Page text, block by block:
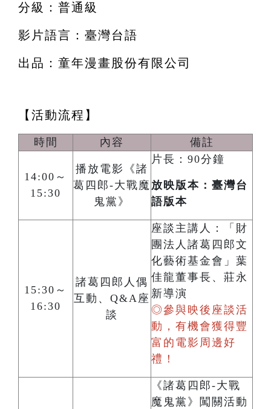
分級：普通級
影片語言：臺灣台語
出品：童年漫畫股份有限公司
【活動流程】
時間 內容 備註
14:00～
15:30
播放電影《諸
葛四郎-大戰魔
鬼黨》
片長：90分鐘
放映版本：臺灣台
語版本
15:30～
16:30
諸葛四郎人偶
互動、Q&A座
談
座談主講人：「財
團法人諸葛四郎文
化藝術基金會」葉
佳龍董事長、莊永
新導演
◎參與映後座談活
動，有機會獲得豐
富的電影周邊好
禮！
《諸葛四郎-大戰
魔鬼黨》闖關活動